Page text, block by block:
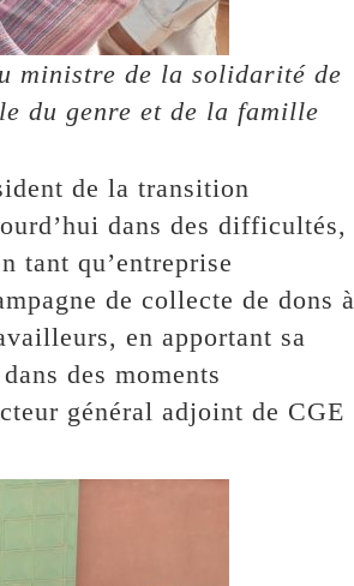
ministre de la solidarité de
du genre et de la famille
de la transition
dans des difficultés,
tant qu’entreprise
de collecte de dons à
en apportant sa
des moments
général adjoint de CGE